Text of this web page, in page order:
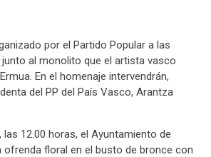
por el Partido Popular a las
junto al monolito que el artista vasco
En el homenaje intervendrán,
del PP del País Vasco, Arantza
las 12.00 horas, el Ayuntamiento de
ofrenda floral en el busto de bronce con